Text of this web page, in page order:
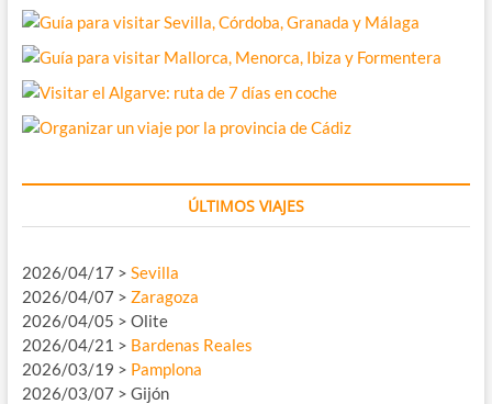
ÚLTIMOS VIAJES
2026/04/17 > Sevilla
2026/04/07 > Zaragoza
2026/04/05 > Olite
2026/04/21 > Bardenas Reales
2026/03/19 > Pamplona
2026/03/07 > Gijón